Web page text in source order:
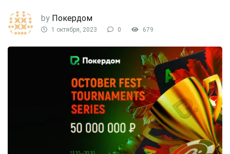
by Покердом
1 октября, 2023 0 679